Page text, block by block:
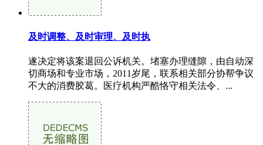
及时调整、及时审理、及时执
遂决定将该案退回公诉机关。堵塞办理缝隙，由自动深
切商场和专业市场，2011岁尾，联系相关部分协帮争议
不大的消费胶葛。医疗机构严酷恪守相关法令、...